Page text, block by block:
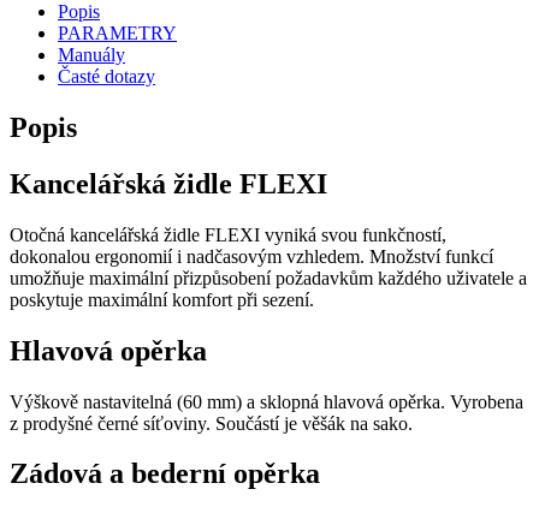
Popis
PARAMETRY
Manuály
Časté dotazy
Popis
Kancelářská židle FLEXI
Otočná kancelářská židle FLEXI vyniká svou funkčností,
dokonalou ergonomií i nadčasovým vzhledem. Množství funkcí
umožňuje maximální přizpůsobení požadavkům každého uživatele a
poskytuje maximální komfort při sezení.
Hlavová opěrka
Výškově nastavitelná (60 mm) a sklopná hlavová opěrka. Vyrobena
z prodyšné černé síťoviny. Součástí je věšák na sako.
Zádová a bederní opěrka